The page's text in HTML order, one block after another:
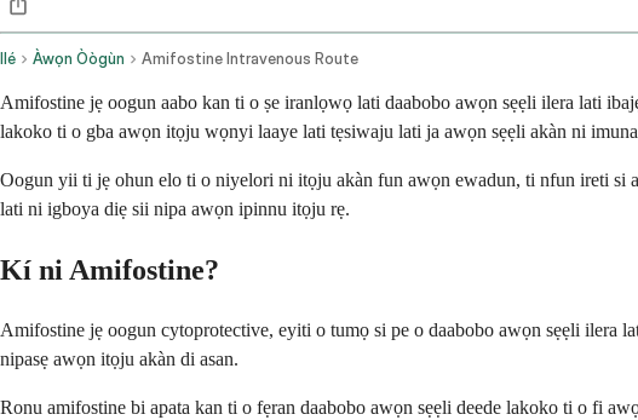
Ilé Àwọn Òògùn Amifostine Intravenous Route
Amifostine jẹ oogun aabo kan ti o ṣe iranlọwọ lati daabobo awọn sẹẹli ilera lati
lakoko ti o gba awọn itọju wọnyi laaye lati tẹsiwaju lati ja awọn sẹẹli akàn ni
Oogun yii ti jẹ ohun elo ti o niyelori ni itọju akàn fun awọn ewadun, ti nfun ireti si
lati ni igboya diẹ sii nipa awọn ipinnu itọju rẹ.
Kí ni Amifostine?
Amifostine jẹ oogun cytoprotective, eyiti o tumọ si pe o daabobo awọn sẹẹli ilera
nipasẹ awọn itọju akàn di asan.
Ronu amifostine bi apata kan ti o fẹran daabobo awọn sẹẹli deede lakoko ti o fi